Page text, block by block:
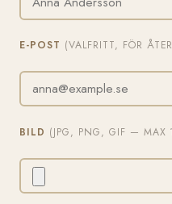
E-POST (VALFRITT, FÖR
BILD (JPG, PNG, GIF — MAX